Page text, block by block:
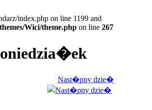
index.php on line 1199 and
Wici/theme.php on line 267
Nast�pny dzie�